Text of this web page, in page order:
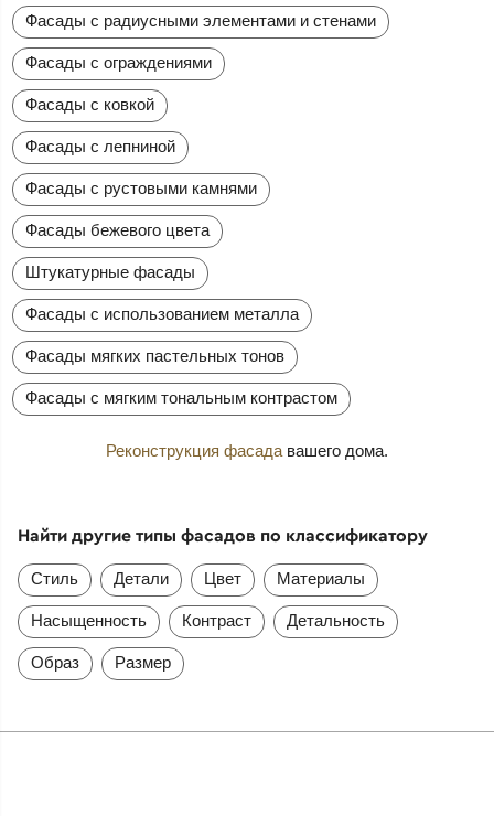
Фасады с радиусными элементами и стенами
Фасады с ограждениями
Фасады с ковкой
Фасады с лепниной
Фасады с рустовыми камнями
Фасады бежевого цвета
Штукатурные фасады
Фасады с использованием металла
Фасады мягких пастельных тонов
Фасады с мягким тональным контрастом
Реконструкция фасада вашего дома.
Найти другие типы фасадов по классификатору
Стиль Детали Цвет Материалы
Насыщенность Контраст Детальность
Образ Размер